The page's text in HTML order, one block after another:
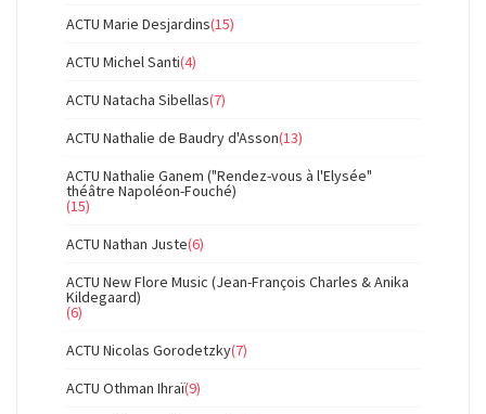
ACTU Marie Desjardins(15)
ACTU Michel Santi(4)
ACTU Natacha Sibellas(7)
ACTU Nathalie de Baudry d'Asson(13)
ACTU Nathalie Ganem ("Rendez-vous à l'Elysée"
théâtre Napoléon-Fouché)
(15)
ACTU Nathan Juste(6)
ACTU New Flore Music (Jean-François Charles & Anika
Kildegaard)
(6)
ACTU Nicolas Gorodetzky(7)
ACTU Othman Ihraï(9)